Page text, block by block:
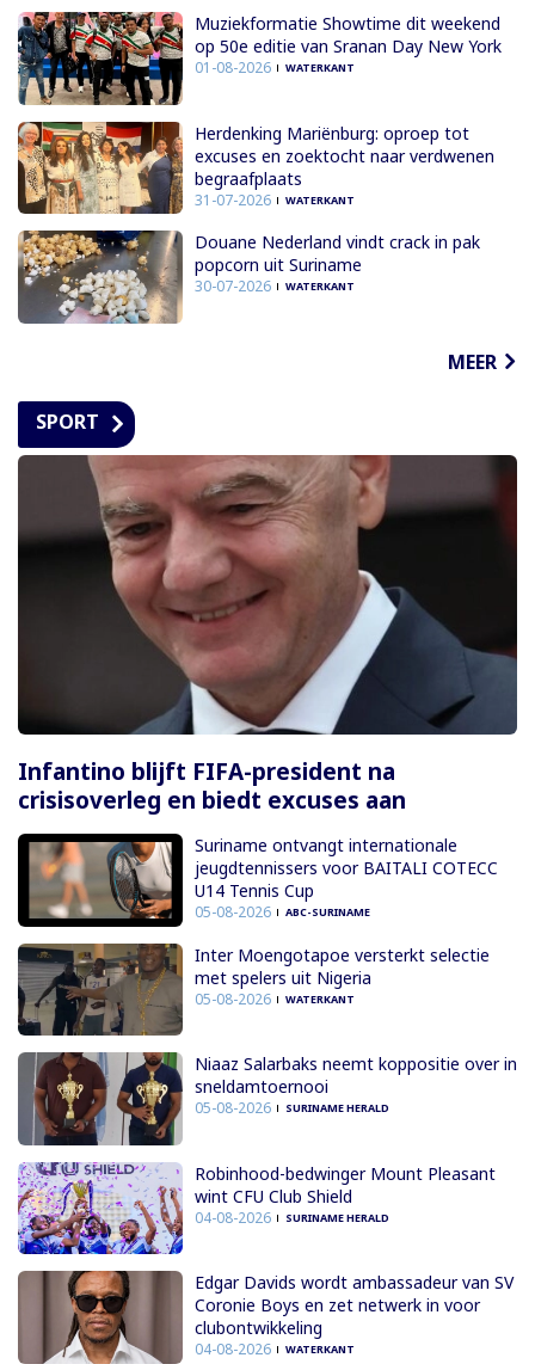
Muziekformatie Showtime dit weekend
op 50e editie van Sranan Day New York
01-08-2026 WATERKANT
Herdenking Mariënburg: oproep tot
excuses en zoektocht naar verdwenen
begraafplaats
31-07-2026 WATERKANT
Douane Nederland vindt crack in pak
popcorn uit Suriname
30-07-2026 WATERKANT
MEER
SPORT
Infantino blijft FIFA-president na
crisisoverleg en biedt excuses aan
Suriname ontvangt internationale
jeugdtennissers voor BAITALI COTECC
U14 Tennis Cup
05-08-2026 ABC-SURINAME
Inter Moengotapoe versterkt selectie
met spelers uit Nigeria
05-08-2026 WATERKANT
Niaaz Salarbaks neemt koppositie over in
sneldamtoernooi
05-08-2026 SURINAME HERALD
Robinhood-bedwinger Mount Pleasant
wint CFU Club Shield
04-08-2026 SURINAME HERALD
Edgar Davids wordt ambassadeur van SV
Coronie Boys en zet netwerk in voor
clubontwikkeling
04-08-2026 WATERKANT